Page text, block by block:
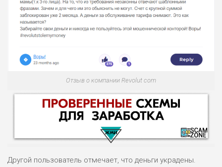
Отзыв о компании Revolut com
Другой пользователь отмечает, что деньги украдены.